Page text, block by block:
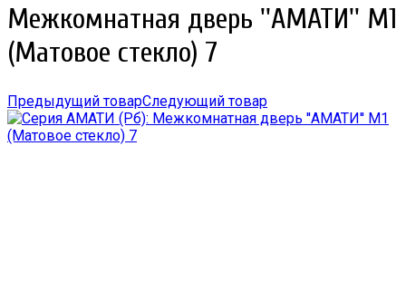
Межкомнатная дверь ''АМАТИ'' М1
(Матовое стекло) 7
Предыдущий товарСледующий товар